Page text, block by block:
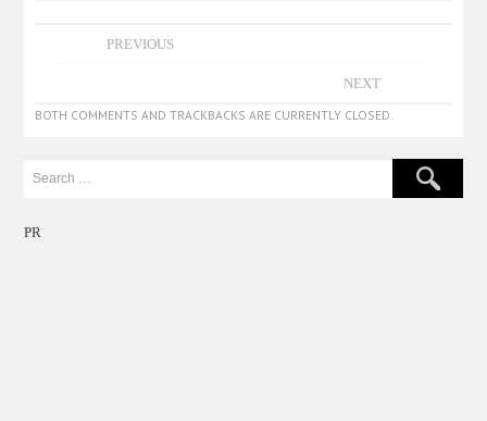
PREVIOUS
NEXT
BOTH COMMENTS AND TRACKBACKS ARE CURRENTLY CLOSED.
PR